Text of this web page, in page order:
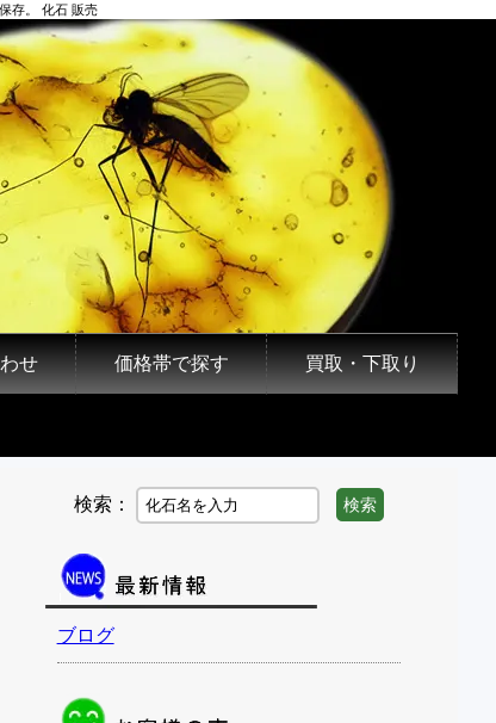
存。 化石 販売
せ 価格帯で探す 買取・下取り
検索： 検索
ブログ